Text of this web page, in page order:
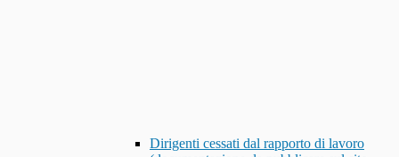
Dirigenti cessati dal rapporto di lavoro